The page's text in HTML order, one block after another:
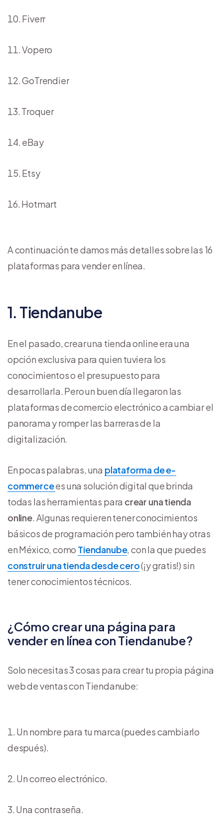
Fiverr
Vopero
GoTrendier
Troquer
eBay
Etsy
Hotmart
A continuación te damos más detalles sobre las 16
plataformas para vender en línea.
1. Tiendanube
En el pasado, crear una tienda online era una
opción exclusiva para quien tuviera los
conocimientos o el presupuesto para
desarrollarla. Pero un buen día llegaron las
plataformas de comercio electrónico a cambiar el
panorama y romper las barreras de la
digitalización.
En pocas palabras, una plataforma de e-
commercees una solución digital que brinda
todas las herramientas para crear una tienda
online. Algunas requieren tener conocimientos
básicos de programación pero también hay otras
en México, como Tiendanube, con la que puedes
construir una tienda desde cero(¡y gratis!) sin
tener conocimientos técnicos.
¿Cómo crear una página para
vender en línea con Tiendanube?
Solo necesitas 3 cosas para crear tu propia página
web de ventas con Tiendanube:
Un nombre para tu marca (puedes cambiarlo
después).
Un correo electrónico.
Una contraseña.